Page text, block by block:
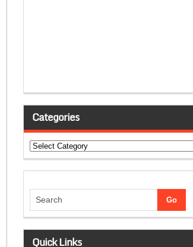
Categories
Categories
Quick Links